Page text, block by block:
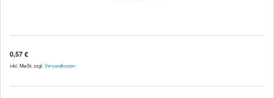
0,57 €
inkl. MwSt. zzgl. Versandkosten